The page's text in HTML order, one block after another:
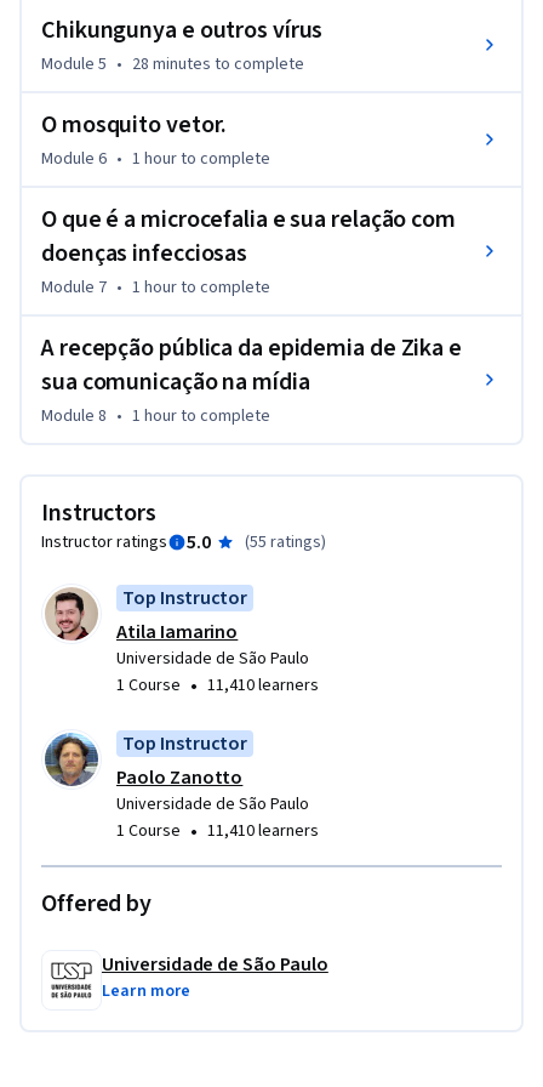
Se você é professora ou professor e está interessado em
tratar o Zika em sala de aula, também teremos aulas e
material que vão lhe preparar para tratar sobre Zika em aula.
Chikungunya e outros vírus
Module 5 • 28 minutes to complete
O mosquito vetor.
Module 6 • 1 hourto complete
O que é a microcefalia e sua relação com
doenças infecciosas
Module 7 • 1 hourto complete
A recepção pública da epidemia de Zika e
sua comunicação na mídia
Module 8 • 1 hourto complete
Instructors
Instructor ratings 5.0 (55 ratings)
Top Instructor
Atila Iamarino
Universidade de São Paulo
1 Course • 11,410 learners
Top Instructor
Paolo Zanotto
Universidade de São Paulo
1 Course • 11,410 learners
Offered by
Universidade de São Paulo
Learn more